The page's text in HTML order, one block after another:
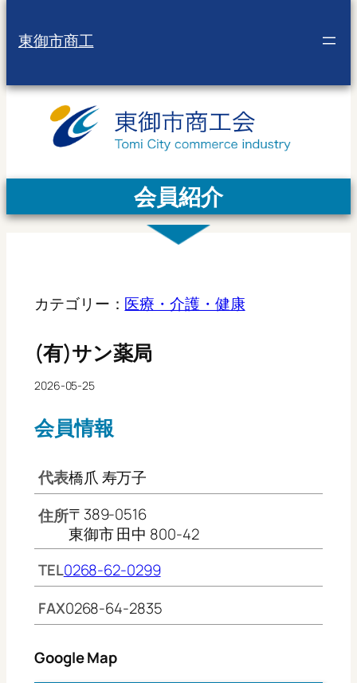
東御市商工
会員紹介
カテゴリー： 医療・介護・健康
(有)サン薬局
2026-05-25
会員情報
代表橋爪 寿万子
住所〒389-0516
東御市 田中 800-42
TEL0268-62-0299
FAX0268-64-2835
Google Map